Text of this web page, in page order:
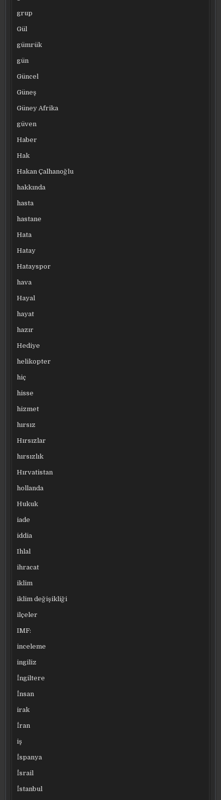
grup
Gül
gümrük
gün
Güncel
Güneş
Güney Afrika
güven
Haber
Hak
Hakan Çalhanoğlu
hakkında
hasta
hastane
Hata
Hatay
Hatayspor
hava
Hayal
hayat
hazır
Hediye
helikopter
hiç
hisse
hizmet
hırsız
Hırsızlar
hırsızlık
Hırvatistan
hollanda
Hukuk
iade
iddia
Ihlal
ihracat
iklim
iklim değişikliği
ilçeler
IMF:
inceleme
ingiliz
İngiltere
İnsan
irak
İran
iş
İspanya
İsrail
İstanbul